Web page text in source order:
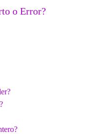
o Error?